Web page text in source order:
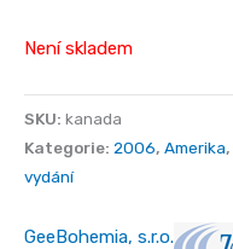
Není skladem
SKU: kanada
Kategorie: 2006, Amerika,
vydání
GeeBohemia, s.r.o.